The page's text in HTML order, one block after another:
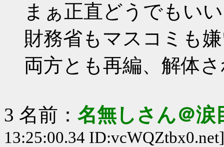
まぁ正直どうでもい
財務省もマスコミも
両方とも再編、解体
3 名前： 名無しさん＠涙
13:25:00.34 ID:vcWQZtbx0.net]